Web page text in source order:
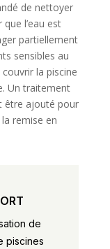
de nettoyer
l’eau est
partiellement
sensibles au
la piscine
Un traitement
être ajouté pour
remise en
de
piscines